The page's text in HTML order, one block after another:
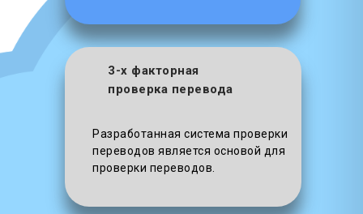
3-х факторная
проверка перевода
Разработанная система проверки
переводов является основой для
проверки переводов.